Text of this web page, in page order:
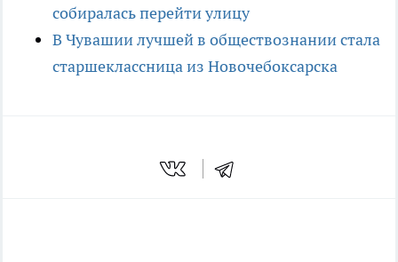
собиралась перейти улицу
В Чувашии лучшей в обществознании стала
старшеклассница из Новочебоксарска